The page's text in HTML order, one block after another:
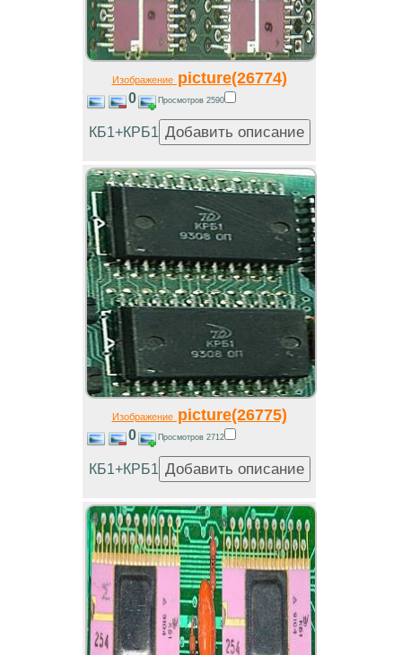
Изображениеpicture(26774)
0 Просмотров 2590
КБ1+КРБ1
Изображениеpicture(26775)
0 Просмотров 2712
КБ1+КРБ1